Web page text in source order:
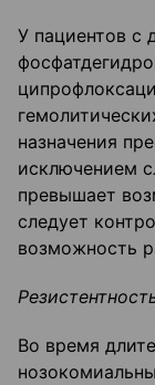
У пациентов с
назначения
исключением
превышает
следует
возможность
Во время